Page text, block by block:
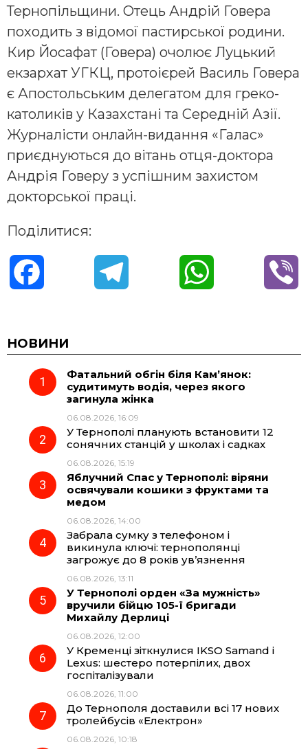
Тернопільщини. Отець Андрій Говера
походить з відомої пастирської родини.
Кир Йосафат (Говера) очолює Луцький
екзархат УГКЦ, протоієрей Василь Говера
є Апостольським делегатом для греко-
католиків у Казахстані та Середній Азії.
Журналісти онлайн-видання «Галас»
приєднуються до вітань отця-доктора
Андрія Говеру з успішним захистом
докторської праці.
Поділитися:
c
e
o
o
e
r
a
t
A
p
НОВИНИ
Фатальний обгін біля Кам’янок:
судитимуть водія, через якого
загинула жінка
06.08.2026, 16:09
У Тернополі планують встановити 12
сонячних станцій у школах і садках
06.08.2026, 15:19
Яблучний Спас у Тернополі: віряни
освячували кошики з фруктами та
медом
06.08.2026, 14:00
Забрала сумку з телефоном і
викинула ключі: тернополянці
загрожує до 8 років ув’язнення
06.08.2026, 13:11
У Тернополі орден «За мужність»
вручили бійцю 105-ї бригади
Михайлу Дерлиці
06.08.2026, 12:00
У Кременці зіткнулися IKSO Samand і
Lexus: шестеро потерпілих, двох
госпіталізували
06.08.2026, 11:00
До Тернополя доставили всі 17 нових
тролейбусів «Електрон»
06.08.2026, 10:18